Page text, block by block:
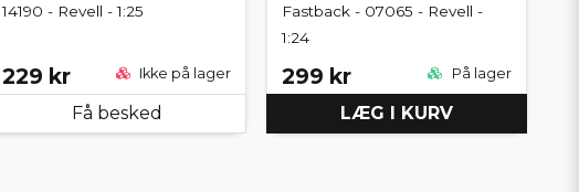
14190 - Revell - 1:25
229 kr Ikke på lager
Få besked
Fastback - 07065 - Revell -
1:24
299 kr På lager
LÆG I KURV